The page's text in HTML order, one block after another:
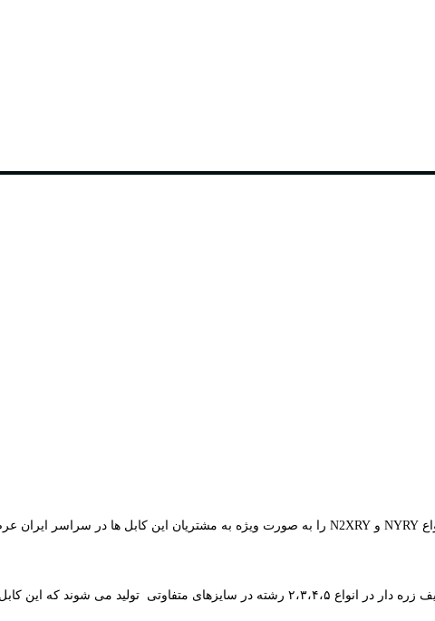
دسته ای از کابل های فشار ضعیف می باشند، کابل برق فشار ضعیف زره دار در انواع ۲،۳،۴،۵ رشته